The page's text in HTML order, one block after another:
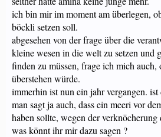
ich bin mir im moment am überlegen,
böckli setzen soll.
abgesehen von der frage über die
kleine wesen in die welt zu setzen und
finden zu müssen, frage ich mich auch,
überstehen würde.
immerhin ist nun ein jahr vergangen. ist
man sagt ja auch, dass ein meeri vor
haben sollte, wegen der verknöcherung
was könnt ihr mir dazu sagen ?